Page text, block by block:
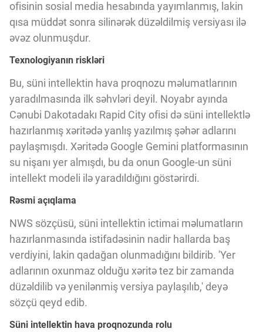
Haqqımızda
Innovasiya Bələdçisi
Gələcəyin Təhlili
Podkastlar
ofisinin sosial media hesabında yayımlanmış, lakin
qısa müddət sonra silinərək düzəldilmiş versiyası ilə
əvəz olunmuşdur.
Texnologiyanın riskləri
Bu, süni intellektin hava proqnozu məlumatlarının
yaradılmasında ilk səhvləri deyil. Noyabr ayında
Cənubi Dakotadakı Rapid City ofisi də süni intellektlə
hazırlanmış xəritədə yanlış yazılmış şəhər adlarını
paylaşmışdı. Xəritədə Google Gemini platformasının
su nişanı yer almışdı, bu da onun Google-un süni
intellekt modeli ilə yaradıldığını göstərirdi.
Rəsmi açıqlama
NWS sözçüsü, süni intellektin ictimai məlumatların
hazırlanmasında istifadəsinin nadir hallarda baş
verdiyini, lakin qadağan olunmadığını bildirib. 'Yer
adlarının oxunmaz olduğu xəritə tez bir zamanda
düzəldilib və yenilənmiş versiya paylaşılıb,' deyə
sözçü qeyd edib.
Süni intellektin hava proqnozunda rolu